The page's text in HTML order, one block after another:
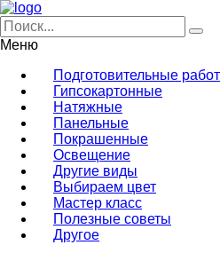
Меню
Подготовительные
Гипсокартонные
Натяжные
Панельные
Покрашенные
Освещение
Другие виды
Выбираем цвет
Мастер класс
Полезные советы
Другое